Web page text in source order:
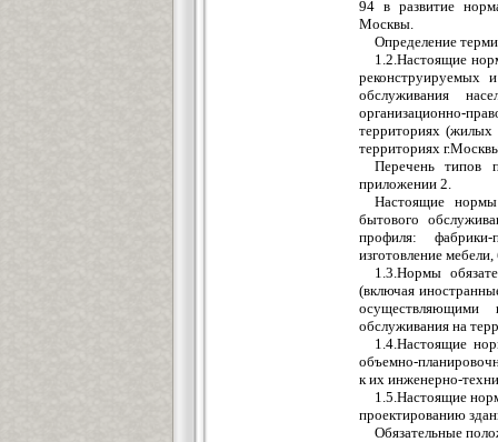
94 в развитие
Москвы.
Определение
1.2.Настоящие
реконструируемых
обслуживания
организационно-
территориях
территориях
Перечень типов
приложении 2.
Настоящие нормы
бытового
профиля: фабрики-
изготовление
1.3.Нормы
(включая
осуществляющими
обслуживания на
1.4.Настоящие
объемно-
к их инженерно-
1.5.Настоящие
проектированию
Обязательные